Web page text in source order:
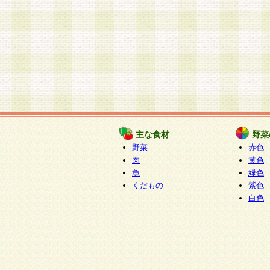
主な食材
野菜
肉
魚
くだもの
野
赤色
黄色
緑色
紫色
白色